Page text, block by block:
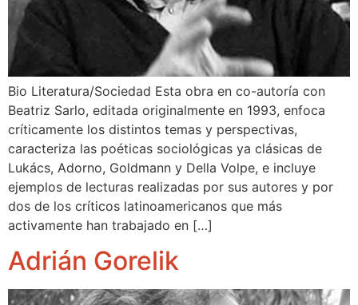
Bio Literatura/Sociedad Esta obra en co-autoría con
Beatriz Sarlo, editada originalmente en 1993, enfoca
críticamente los distintos temas y perspectivas,
caracteriza las poéticas sociológicas ya clásicas de
Lukács, Adorno, Goldmann y Della Volpe, e incluye
ejemplos de lecturas realizadas por sus autores y por
dos de los críticos latinoamericanos que más
activamente han trabajado en […]
Adrián Gorelik